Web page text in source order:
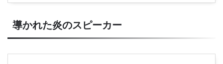
導かれた炎のスピーカー